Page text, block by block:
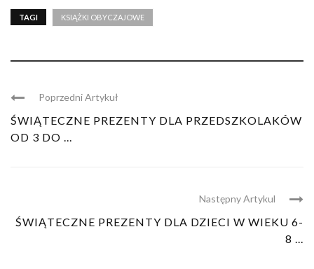
TAGI KSIĄŻKI OBYCZAJOWE
Poprzedni Artykuł
ŚWIĄTECZNE PREZENTY DLA PRZEDSZKOLAKÓW
OD 3 DO ...
Następny Artykul
ŚWIĄTECZNE PREZENTY DLA DZIECI W WIEKU 6-
8 ...